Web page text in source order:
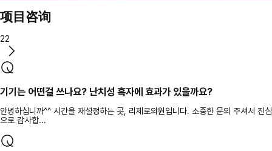
项目咨询
22
기기는 어떤걸 쓰나요? 난치성 흑자에 효과가 있을까요?
안녕하십니까^^ 시간을 재설정하는 곳, 리제로의원입니다. 소중한 문의 주셔서 진심
으로 감사합...